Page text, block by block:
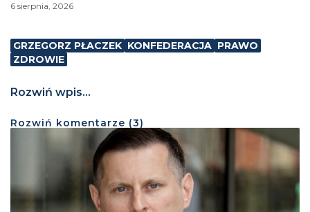
6 sierpnia, 2026
GRZEGORZ PŁACZEK KONFEDERACJA PRAWO
ZDROWIE
Rozwiń wpis...
Rozwiń komentarze (3)